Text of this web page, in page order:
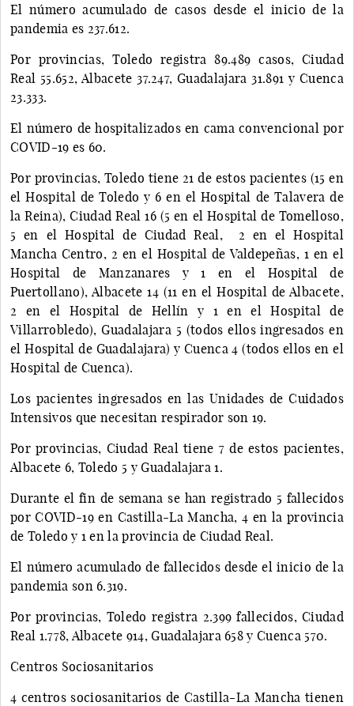
El número acumulado de casos desde el inicio de la
pandemia es 237.612.
Por provincias, Toledo registra 89.489 casos, Ciudad
Real 55.652, Albacete 37.247, Guadalajara 31.891 y Cuenca
23.333.
El número de hospitalizados en cama convencional por
COVID-19 es 60.
Por provincias, Toledo tiene 21 de estos pacientes (15 en
el Hospital de Toledo y 6 en el Hospital de Talavera de
la Reina), Ciudad Real 16 (5 en el Hospital de Tomelloso,
5 en el Hospital de Ciudad Real, 2 en el Hospital
Mancha Centro, 2 en el Hospital de Valdepeñas, 1 en el
Hospital de Manzanares y 1 en el Hospital de
Puertollano), Albacete 14 (11 en el Hospital de Albacete,
2 en el Hospital de Hellín y 1 en el Hospital de
Villarrobledo), Guadalajara 5 (todos ellos ingresados en
el Hospital de Guadalajara) y Cuenca 4 (todos ellos en el
Hospital de Cuenca).
Los pacientes ingresados en las Unidades de Cuidados
Intensivos que necesitan respirador son 19.
Por provincias, Ciudad Real tiene 7 de estos pacientes,
Albacete 6, Toledo 5 y Guadalajara 1.
Durante el fin de semana se han registrado 5 fallecidos
por COVID-19 en Castilla-La Mancha, 4 en la provincia
de Toledo y 1 en la provincia de Ciudad Real.
El número acumulado de fallecidos desde el inicio de la
pandemia son 6.319.
Por provincias, Toledo registra 2.399 fallecidos, Ciudad
Real 1.778, Albacete 914, Guadalajara 658 y Cuenca 570.
Centros Sociosanitarios
4 centros sociosanitarios de Castilla-La Mancha tienen